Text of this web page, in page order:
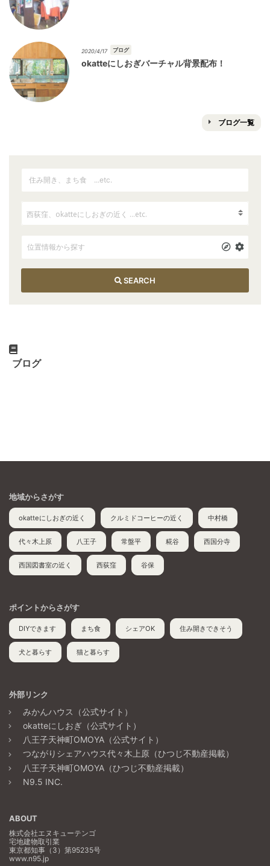
2020/4/17 ブログ
okatteにしおぎバーチャル背景配布！
ブログ一覧
SEARCH
ブログ
地域からさがす
okatteにしおぎの近く クルミドコーヒーの近く 中村橋
代々木上原 八王子 常盤平 糀谷 西国分寺
西国図書室の近く 西荻窪 谷保
ポイントからさがす
DIYできます まち食 シェアOK 住み開きできそう
犬と暮らす 猫と暮らす
外部リンク
みかんハウス（公式サイト）
okatteにしおぎ（公式サイト）
八王子天神町OMOYA（公式サイト）
つながりシェアハウス代々木上原（ひつじ不動産掲載）
八王子天神町OMOYA（ひつじ不動産掲載）
N9.5 INC.
ABOUT
株式会社エヌキューテンゴ
宅地建物取引業
東京都知事（3）第95235号
www.n95.jp